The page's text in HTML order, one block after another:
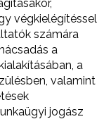
végkielégítéssel
számára
a
a
valamint
jogász